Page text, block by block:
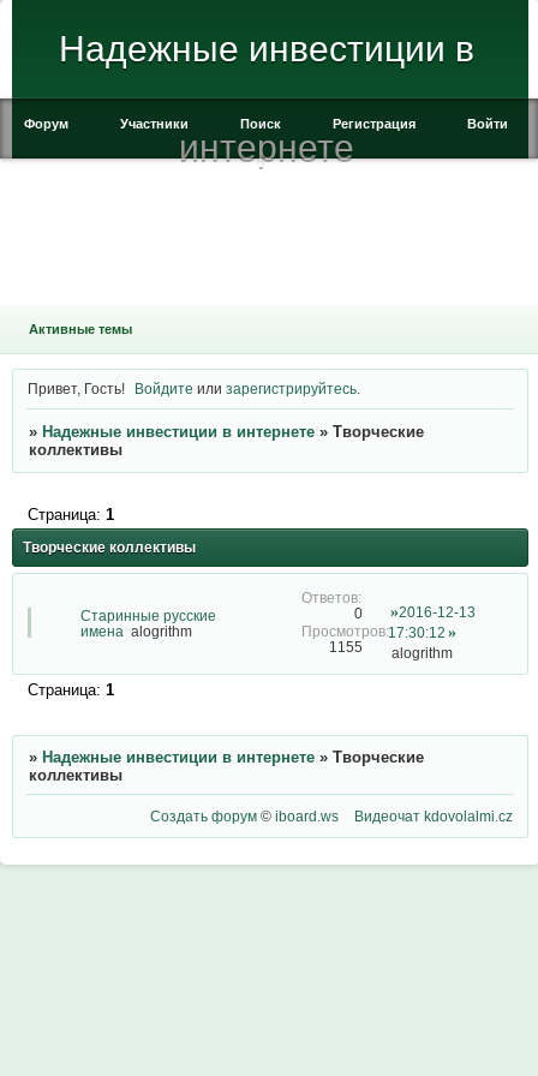
Надежные инвестиции в
интернете
Форум Участники Поиск Регистрация Войти
Активные темы
Привет, Гость! Войдите илизарегистрируйтесь
» Надежные инвестиции в интернете » Творческие
коллективы
Творческие коллективы
Страница: 1
Старинные русские
имена alogrithm
0
1155
2016-12-13
17:30:12
alogrithm
Страница: 1
» Надежные инвестиции в интернете » Творческие
коллективы
Создать форум ©iboard.ws Видеочат kdovolalmi.cz